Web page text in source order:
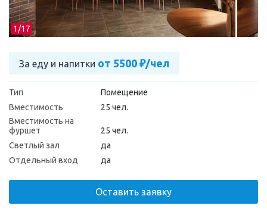
1/17
За еду и напитки от 5500 ₽/чел
Тип
Помещение
Вместимость
25 чел.
Вместимость на
фуршет
25 чел.
Светлый зал
да
Отдельный вход
да
Оставить заявку